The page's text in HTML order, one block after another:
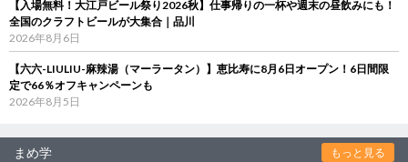
【入場無料！大江戸ビール祭り2026秋】仕事帰りの一杯や週末の昼飲みにも！
全国のクラフトビールが大集合｜品川
2026年8月6日
【六六-LIULIU-麻辣湯（マーラータン）】恵比寿に8月6日オープン！6日間限
定で66％オフキャンペーンも
2026年8月5日
まめ学 もっと見る